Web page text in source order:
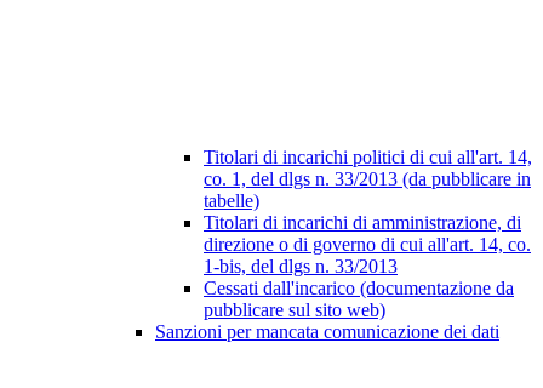
Titolari di incarichi politici di cui all'art. 14,
co. 1, del dlgs n. 33/2013 (da pubblicare in
tabelle)
Titolari di incarichi di amministrazione, di
direzione o di governo di cui all'art. 14, co.
1-bis, del dlgs n. 33/2013
Cessati dall'incarico (documentazione da
pubblicare sul sito web)
Sanzioni per mancata comunicazione dei dati